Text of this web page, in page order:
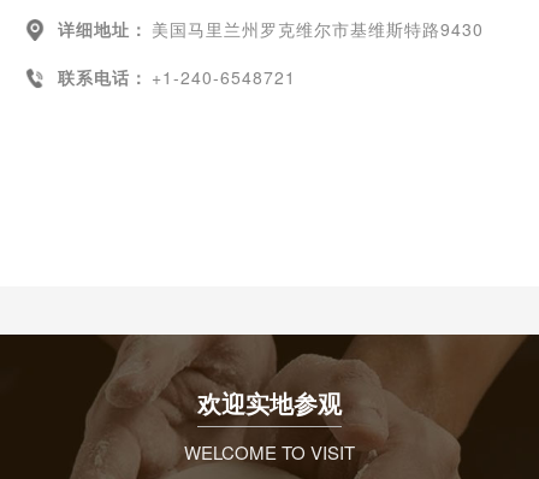
详细地址： 美国马里兰州罗克维尔市基维斯特路9430
联系电话： +1-240-6548721
欢迎实地参观
WELCOME TO VISIT